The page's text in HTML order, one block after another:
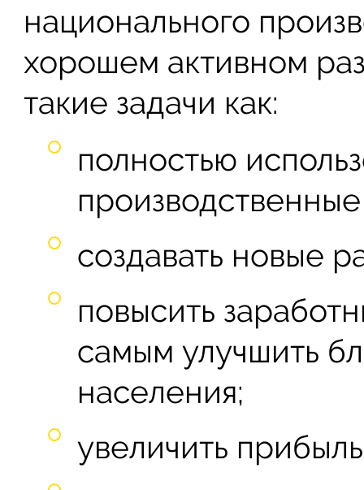
национального
хорошем активном
такие задачи как:
полностью
создавать новые
повысить
самым улучшить
населения;
увеличить